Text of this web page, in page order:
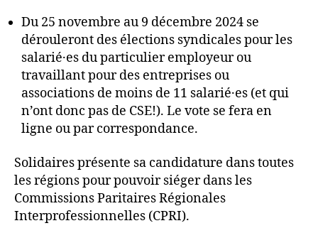
Du 25 novembre au 9 décembre 2024 se
dérouleront des élections syndicales pour les
salarié·es du particulier employeur ou
travaillant pour des entreprises ou
associations de moins de 11 salarié·es (et qui
n’ont donc pas de CSE!). Le vote se fera en
ligne ou par correspondance.
Solidaires présente sa candidature dans toutes
les régions pour pouvoir siéger dans les
Commissions Paritaires Régionales
Interprofessionnelles (CPRI).